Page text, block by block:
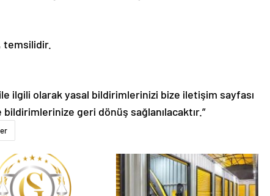
temsilidir.
ilgili olarak yasal bildirimlerinizi bize iletişim sayfası
geri dönüş sağlanılacaktır.”